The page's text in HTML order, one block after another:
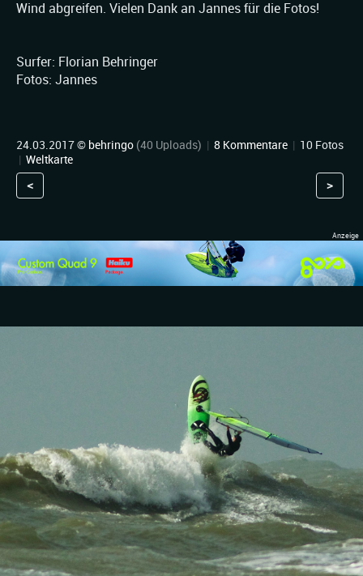
Wind abgreifen. Vielen Dank an Jannes für die Fotos!
Surfer: Florian Behringer
Fotos: Jannes
24.03.2017 © behringo (40 Uploads) | 8 Kommentare | 10 Fotos
| Weltkarte
< >